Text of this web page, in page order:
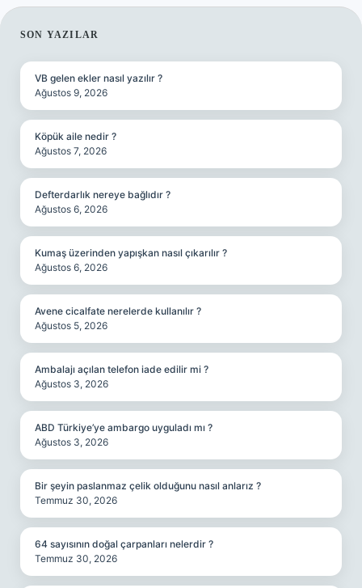
SIDEBAR
SON YAZILAR
VB gelen ekler nasıl yazılır ?
Ağustos 9, 2026
Köpük aile nedir ?
Ağustos 7, 2026
Defterdarlık nereye bağlıdır ?
Ağustos 6, 2026
Kumaş üzerinden yapışkan nasıl çıkarılır ?
Ağustos 6, 2026
Avene cicalfate nerelerde kullanılır ?
Ağustos 5, 2026
Ambalajı açılan telefon iade edilir mi ?
Ağustos 3, 2026
ABD Türkiye’ye ambargo uyguladı mı ?
Ağustos 3, 2026
Bir şeyin paslanmaz çelik olduğunu nasıl anlarız ?
Temmuz 30, 2026
64 sayısının doğal çarpanları nelerdir ?
Temmuz 30, 2026